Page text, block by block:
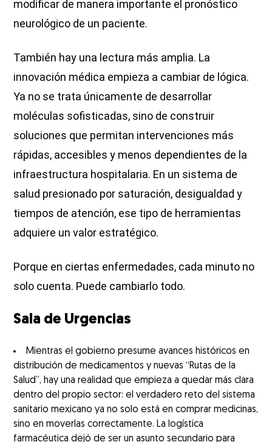
modificar de manera importante el pronóstico
neurológico de un paciente.
También hay una lectura más amplia. La
innovación médica empieza a cambiar de lógica.
Ya no se trata únicamente de desarrollar
moléculas sofisticadas, sino de construir
soluciones que permitan intervenciones más
rápidas, accesibles y menos dependientes de la
infraestructura hospitalaria. En un sistema de
salud presionado por saturación, desigualdad y
tiempos de atención, ese tipo de herramientas
adquiere un valor estratégico.
Porque en ciertas enfermedades, cada minuto no
solo cuenta. Puede cambiarlo todo.
Sala de Urgencias
Mientras el gobierno presume avances históricos en
distribución de medicamentos y nuevas “Rutas de la
Salud”, hay una realidad que empieza a quedar más clara
dentro del propio sector: el verdadero reto del sistema
sanitario mexicano ya no solo está en comprar medicinas,
sino en moverlas correctamente. La logística
farmacéutica dejó de ser un asunto secundario para